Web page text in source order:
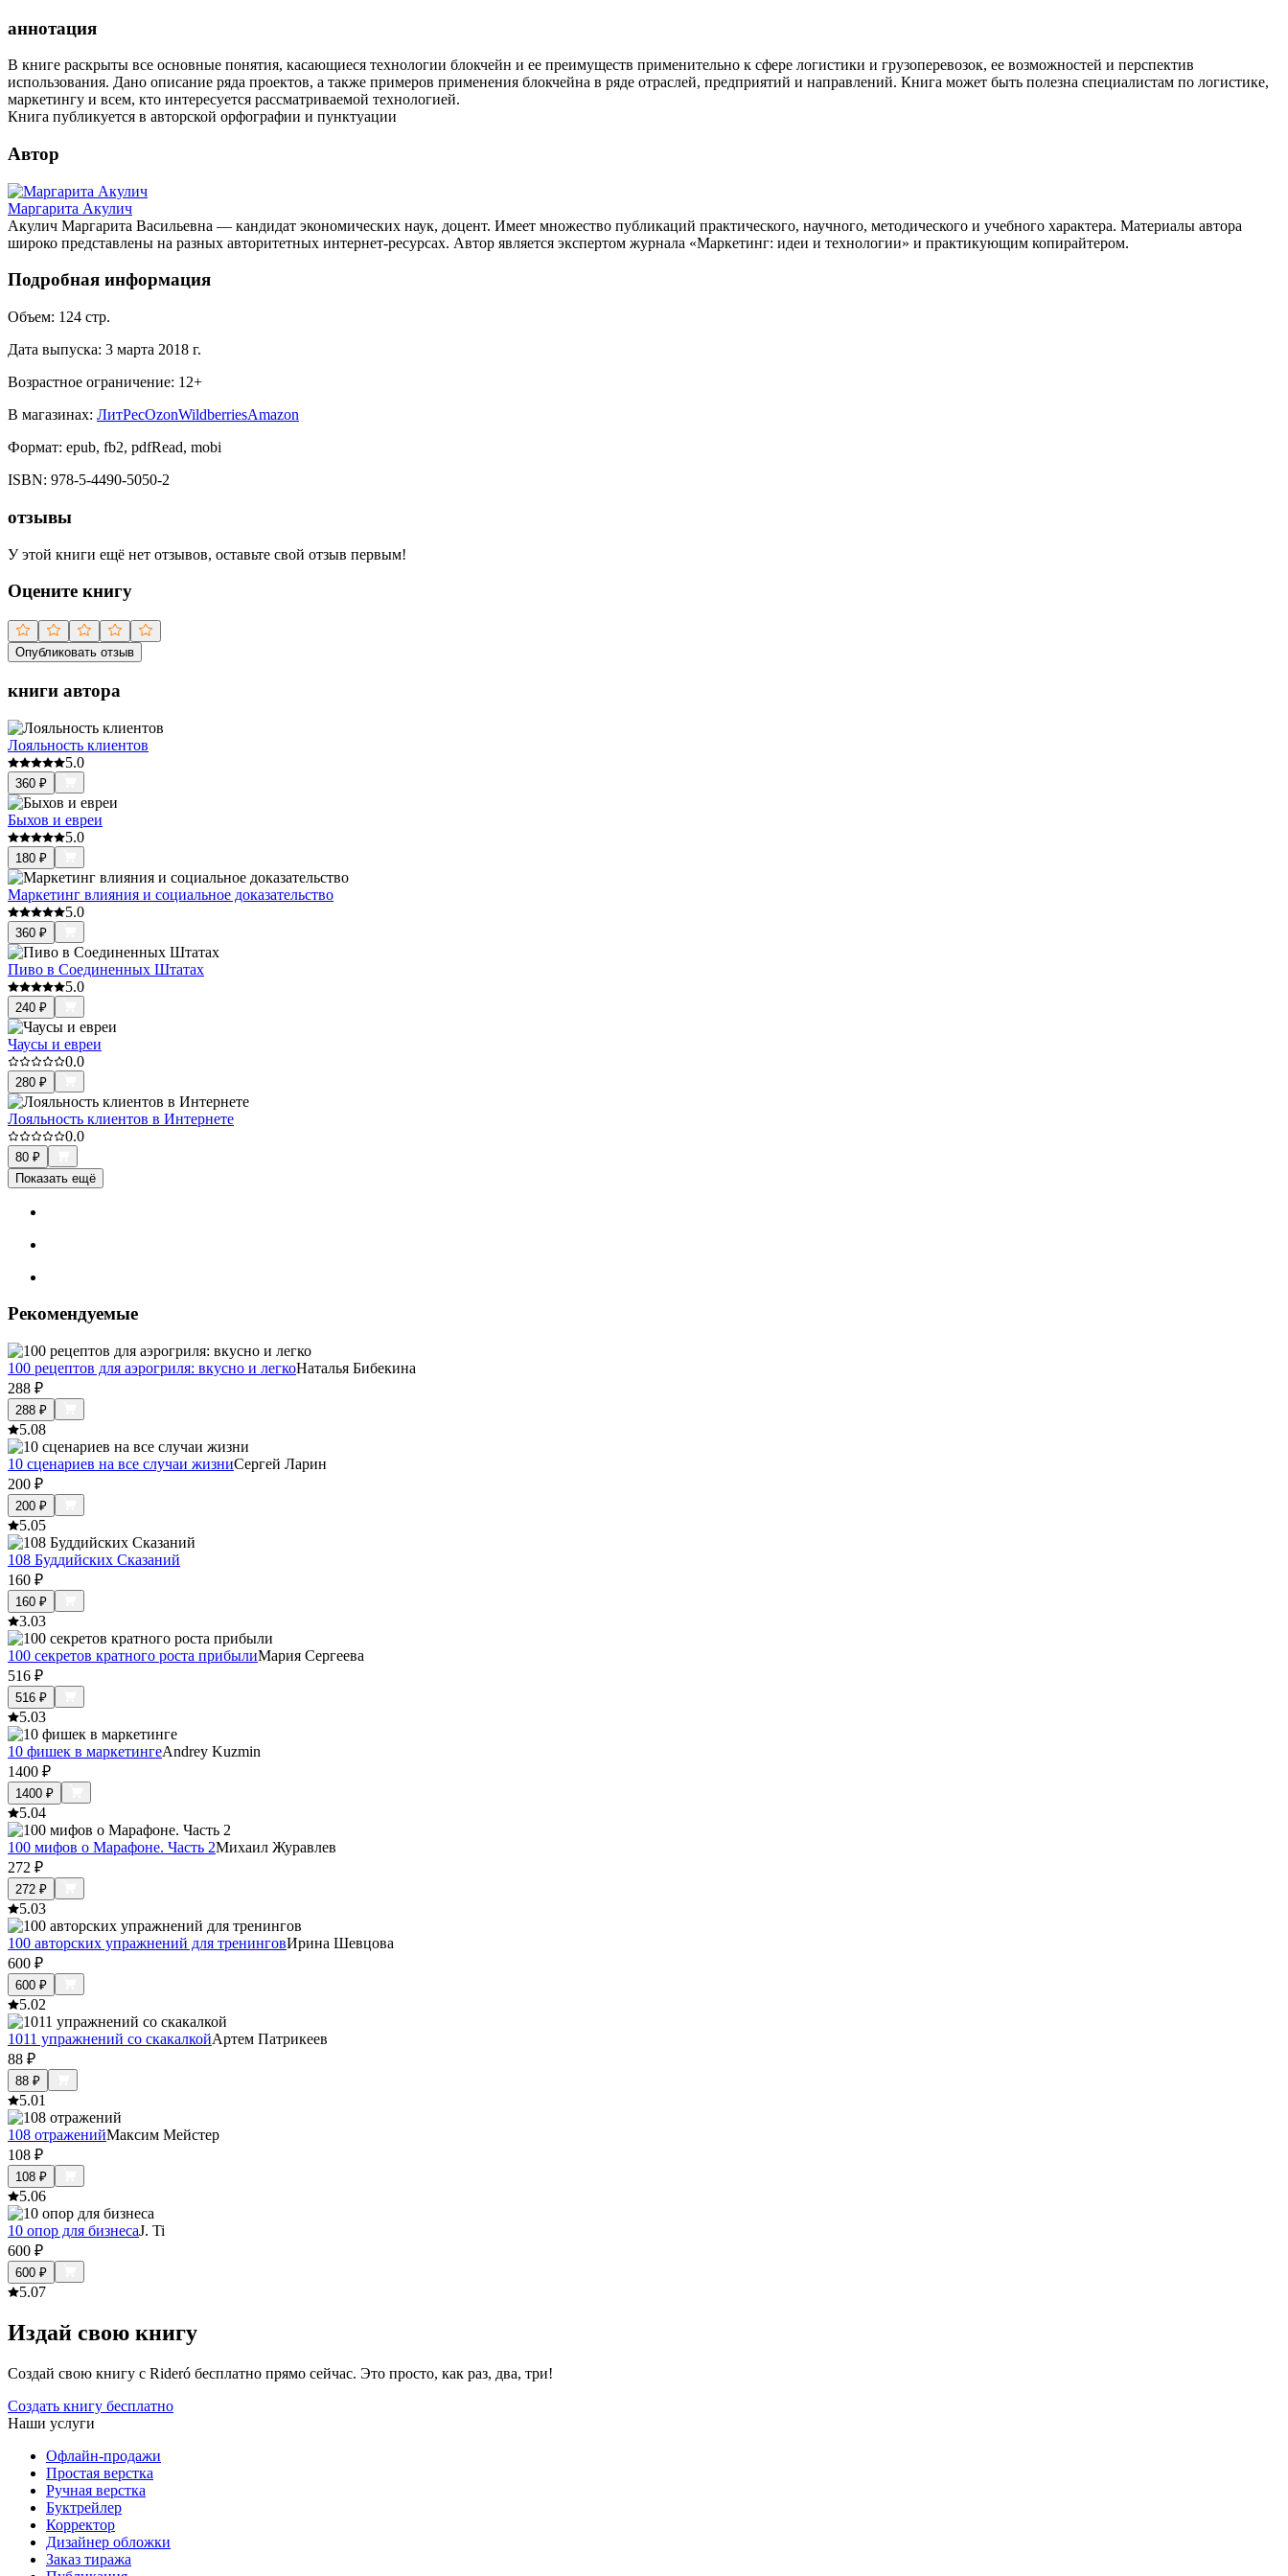
аннотация
В книге раскрыты все основные понятия, касающиеся технологии блокчейн и ее преимуществ применительно к сфере логистики и грузоперевозок, ее возможностей и перспектив
использования. Дано описание ряда проектов, а также примеров применения блокчейна в ряде отраслей, предприятий и направлений. Книга может быть полезна специалистам по логистике,
маркетингу и всем, кто интересуется рассматриваемой технологией.
Книга публикуется в авторской орфографии и пунктуации
Автор
Маргарита Акулич
Акулич Маргарита Васильевна — кандидат экономических наук, доцент. Имеет множество публикаций практического, научного, методического и учебного характера. Материалы автора
широко представлены на разных авторитетных интернет-ресурсах. Автор является экспертом журнала «Маркетинг: идеи и технологии» и практикующим копирайтером.
Подробная информация
Объем: 124 стр.
Дата выпуска: 3 марта 2018 г.
Возрастное ограничение: 12+
В магазинах: ЛитРесOzonWildberriesAmazon
Формат: epub, fb2, pdfRead, mobi
ISBN: 978-5-4490-5050-2
отзывы
У этой книги ещё нет отзывов, оставьте свой отзыв первым!
Оцените книгу
Опубликовать отзыв
книги автора
Лояльность клиентов
5.0
360 ₽
Быхов и евреи
5.0
180 ₽
Маркетинг влияния и социальное доказательство
5.0
360 ₽
Пиво в Соединенных Штатах
5.0
240 ₽
Чаусы и евреи
0.0
280 ₽
Лояльность клиентов в Интернете
0.0
80 ₽
Показать ещё
Рекомендуемые
100 рецептов для аэрогриля: вкусно и легкоНаталья Бибекина
288 ₽
288 ₽
5.08
10 сценариев на все случаи жизниСергей Ларин
200 ₽
200 ₽
5.05
108 Буддийских Сказаний
160 ₽
160 ₽
3.03
100 секретов кратного роста прибылиМария Сергеева
516 ₽
516 ₽
5.03
10 фишек в маркетингеAndrey Kuzmin
1400 ₽
1400 ₽
5.04
100 мифов о Марафоне. Часть 2Михаил Журавлев
272 ₽
272 ₽
5.03
100 авторских упражнений для тренинговИрина Шевцова
600 ₽
600 ₽
5.02
1011 упражнений со скакалкойАртем Патрикеев
88 ₽
88 ₽
5.01
108 отраженийМаксим Мейстер
108 ₽
108 ₽
5.06
10 опор для бизнесаJ. Ti
600 ₽
600 ₽
5.07
Издай свою книгу
Создай свою книгу с Rideró бесплатно прямо сейчас. Это просто, как раз, два, три!
Создать книгу бесплатно
Наши услуги
Офлайн-продажи
Простая верстка
Ручная верстка
Буктрейлер
Корректор
Дизайнер обложки
Заказ тиража